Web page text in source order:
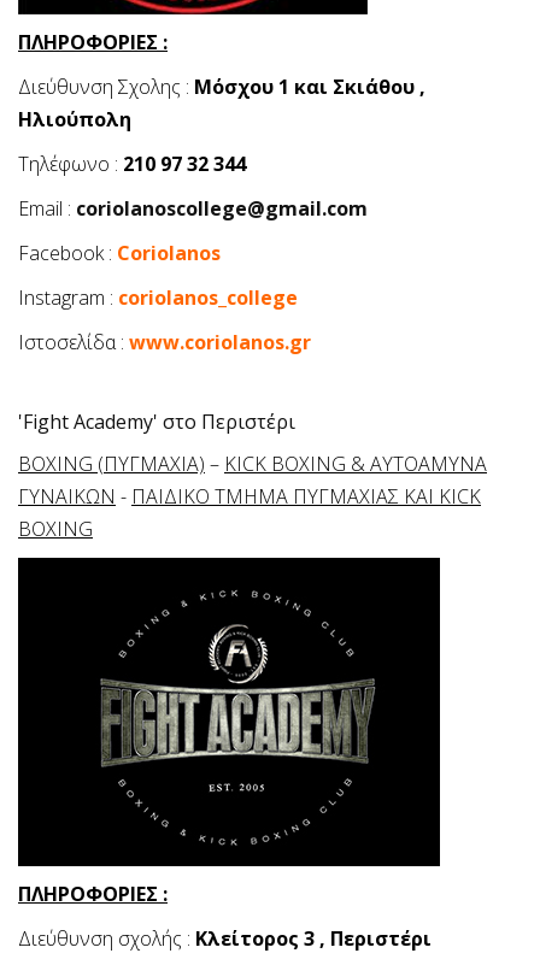
ΠΛΗΡΟΦΟΡΙΕΣ :
Διεύθυνση Σχολης : Mόσχου 1 και Σκιάθου ,
Ηλιούπολη
Τηλέφωνο : 210 97 32 344
Email : coriolanoscollege@gmail.com
Facebook : Coriolanos
Instagram : coriolanos_college
Ιστοσελίδα : www.coriolanos.gr
'Fight Academy' στο Περιστέρι
BOXING (ΠΥΓΜΑΧΙΑ) – KICK BOXING & ΑΥΤΟΑΜΥΝΑ
ΓΥΝΑΙΚΩΝ - ΠΑΙΔΙΚΟ ΤΜΗΜΑ ΠΥΓΜΑΧΙΑΣ ΚΑΙ KICK
BOXING
ΠΛΗΡΟΦΟΡΙΕΣ :
Διεύθυνση σχολής : Κλείτορος 3 , Περιστέρι